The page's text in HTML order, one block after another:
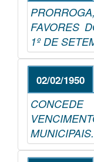
FAVORES
1º DE
02/02/1950
MUNICIPAIS.